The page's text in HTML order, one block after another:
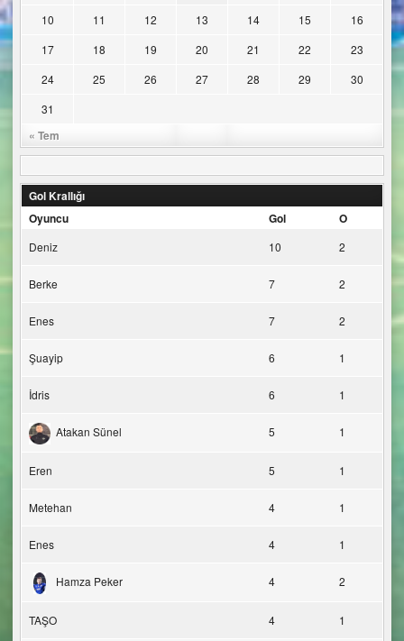
« Tem
10
11 12 13 14 15
16
17
18 19 20 21 22
23
24
25 26 27 28 29
30
31
Gol Krallığı
Oyuncu
Gol O
Deniz 10 2
Berke 7 2
Enes 7 2
Şuayip 6 1
İdris 6 1
Atakan Sünel 5 1
Eren 5 1
Metehan 4 1
Enes 4 1
Hamza Peker 4 2
TAŞO 4 1